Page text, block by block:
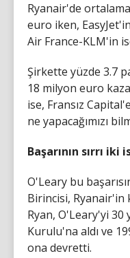
Ryanair'de
euro iken,
Air France-KLM'in
Şirkette yüzde 3.7
18 milyon euro
ise, Fransız
ne yapacağımızı
Başarının sırrı iki
O'Leary bu
Birincisi, Ryanair'in
Ryan, O'Leary'yi 30
Kurulu'na aldı ve
ona devretti.